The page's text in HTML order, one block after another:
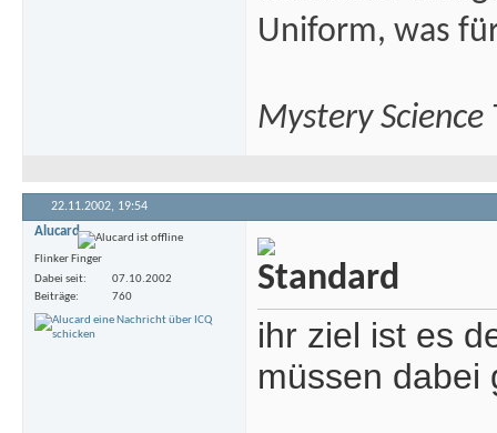
Uniform, was
Mystery
22.11.2002, 19:54
Alucard
Flinker Finger
Dabei seit
07.10.2002
Beiträge
760
ihr ziel ist es
müssen dabei